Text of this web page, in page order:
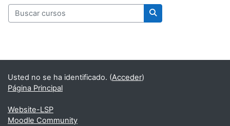
Buscar cursos
Buscar cursos
Bloques suplementarios
Usted no se ha identificado. (Acceder)
Página Principal
Website-LSP
Moodle Community